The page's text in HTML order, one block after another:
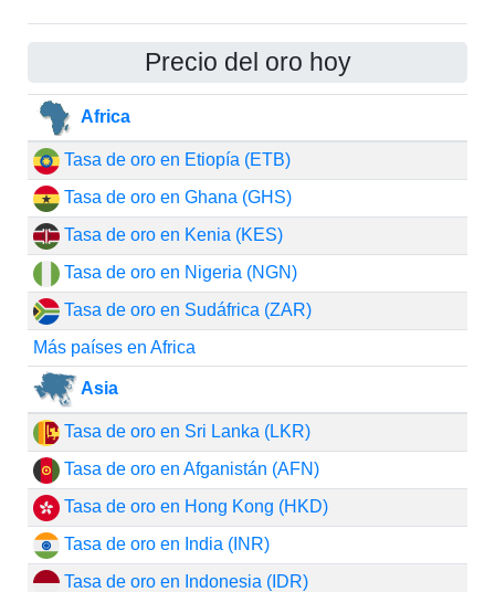
Precio del oro hoy
Africa
Tasa de oro en Etiopía (ETB)
Tasa de oro en Ghana (GHS)
Tasa de oro en Kenia (KES)
Tasa de oro en Nigeria (NGN)
Tasa de oro en Sudáfrica (ZAR)
Más países en Africa
Asia
Tasa de oro en Sri Lanka (LKR)
Tasa de oro en Afganistán (AFN)
Tasa de oro en Hong Kong (HKD)
Tasa de oro en India (INR)
Tasa de oro en Indonesia (IDR)